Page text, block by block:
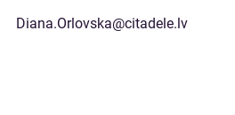
Diana.Orlovska@citadele.lv